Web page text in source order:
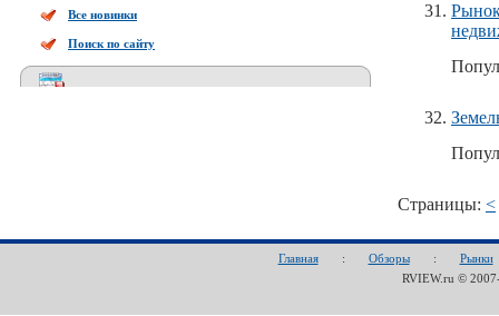
Все новинки
Поиск по сайту
Страницы: <
Главная: Обзоры: Рынки
RVIEW.ru ©